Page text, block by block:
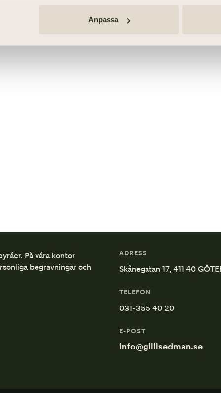
Anpassa
På våra kontor
begravningar och
ADRESS
Skånegatan 17, 411 40
TELEFON
031-355 40 20
E-POST
info@gillisedman.se